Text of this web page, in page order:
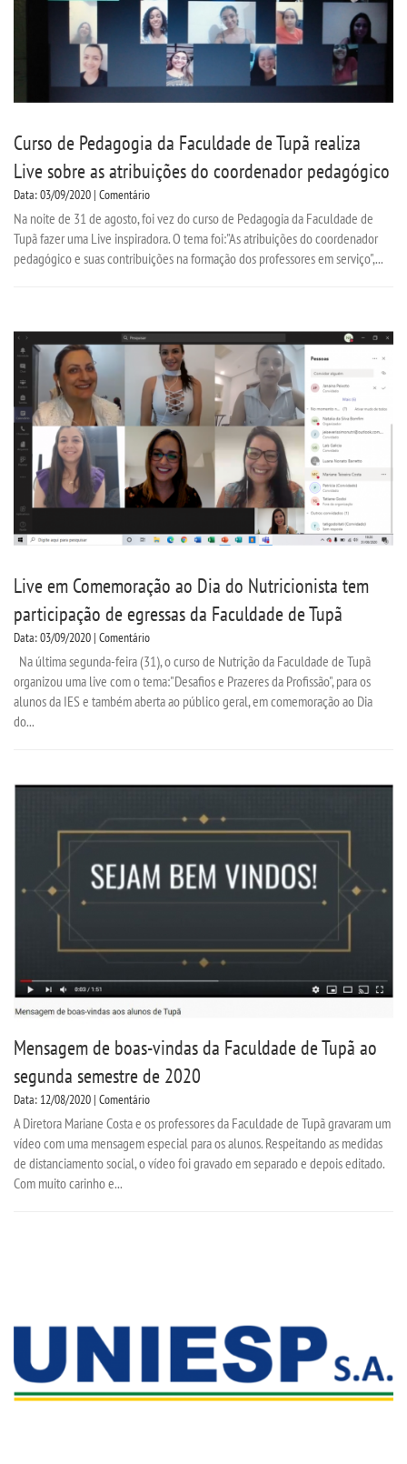
Curso de Pedagogia da Faculdade de Tupã realiza
Live sobre as atribuições do coordenador pedagógico
Data: 03/09/2020 | Comentário
Na noite de 31 de agosto, foi vez do curso de Pedagogia da Faculdade de
Tupã fazer uma Live inspiradora. O tema foi:"As atribuições do coordenador
pedagógico e suas contribuições na formação dos professores em serviço",...
Live em Comemoração ao Dia do Nutricionista tem
participação de egressas da Faculdade de Tupã
Data: 03/09/2020 | Comentário
Na última segunda-feira (31), o curso de Nutrição da Faculdade de Tupã
organizou uma live com o tema:"Desafios e Prazeres da Profissão", para os
alunos da IES e também aberta ao público geral, em comemoração ao Dia
do...
Mensagem de boas-vindas da Faculdade de Tupã ao
segunda semestre de 2020
Data: 12/08/2020 | Comentário
A Diretora Mariane Costa e os professores da Faculdade de Tupã gravaram um
vídeo com uma mensagem especial para os alunos. Respeitando as medidas
de distanciamento social, o vídeo foi gravado em separado e depois editado.
Com muito carinho e...